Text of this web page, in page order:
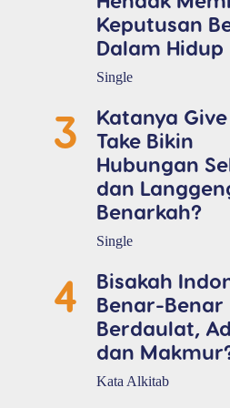
Keputusan
Dalam Hidup
Single
3
Katanya
Take Bikin
Hubungan
dan
Benarkah?
Single
4
Bisakah
Benar-Benar
Berdaulat,
dan
Kata Alkitab